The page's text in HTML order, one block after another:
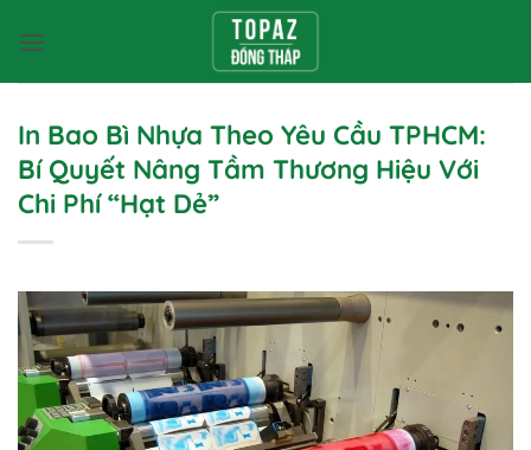
qua
In Bao Bì Nhựa Theo Yêu Cầu TPHCM:
Bí Quyết Nâng Tầm Thương Hiệu Với
Chi Phí “Hạt Dẻ”